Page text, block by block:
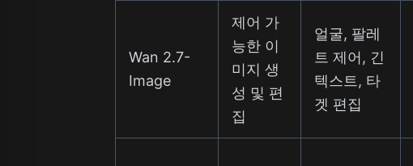
Wan 2.7-
Image
제어 가
능한 이
미지 생
성 및 편
집
얼굴, 팔레
트 제어, 긴
텍스트, 타
겟 편집